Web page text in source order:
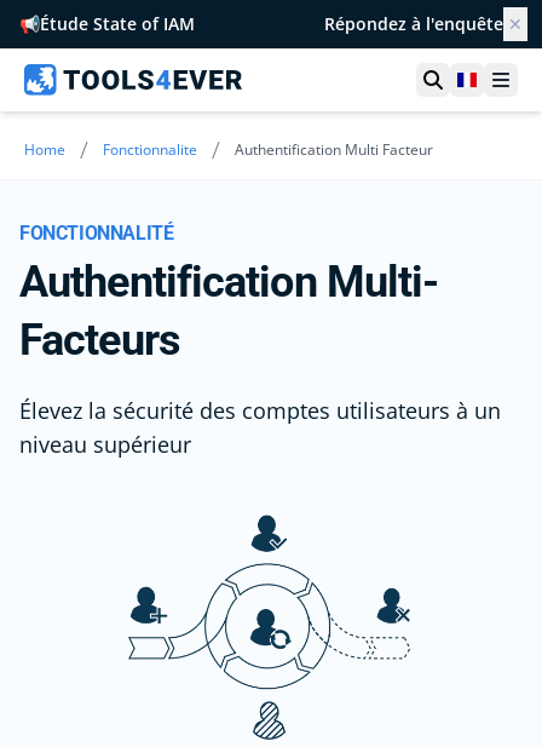
📢Étude State of IAM Répondez à l'enquête ✕
Ouvrir la
France
Home / Fonctionnalite / Authentification Multi Facteur
FONCTIONNALITÉ
Authentification Multi-
Facteurs
Élevez la sécurité des comptes utilisateurs à un
niveau supérieur